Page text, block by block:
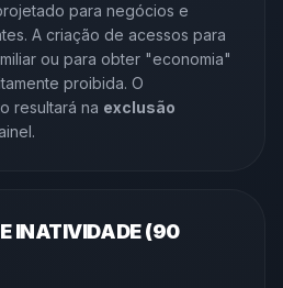
para negócios e
A criação de acessos para
ou para obter "economia"
proibida. O
resultará na exclusão
INATIVIDADE (90